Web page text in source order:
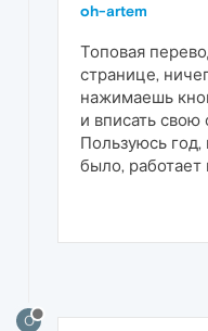
oh-artem
Топовая
странице,
нажимаешь
и вписать свою
Пользуюсь год,
было, работает
O